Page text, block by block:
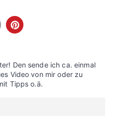
Den sende ich ca. einmal
Video von mir oder zu
Tipps o.ä.